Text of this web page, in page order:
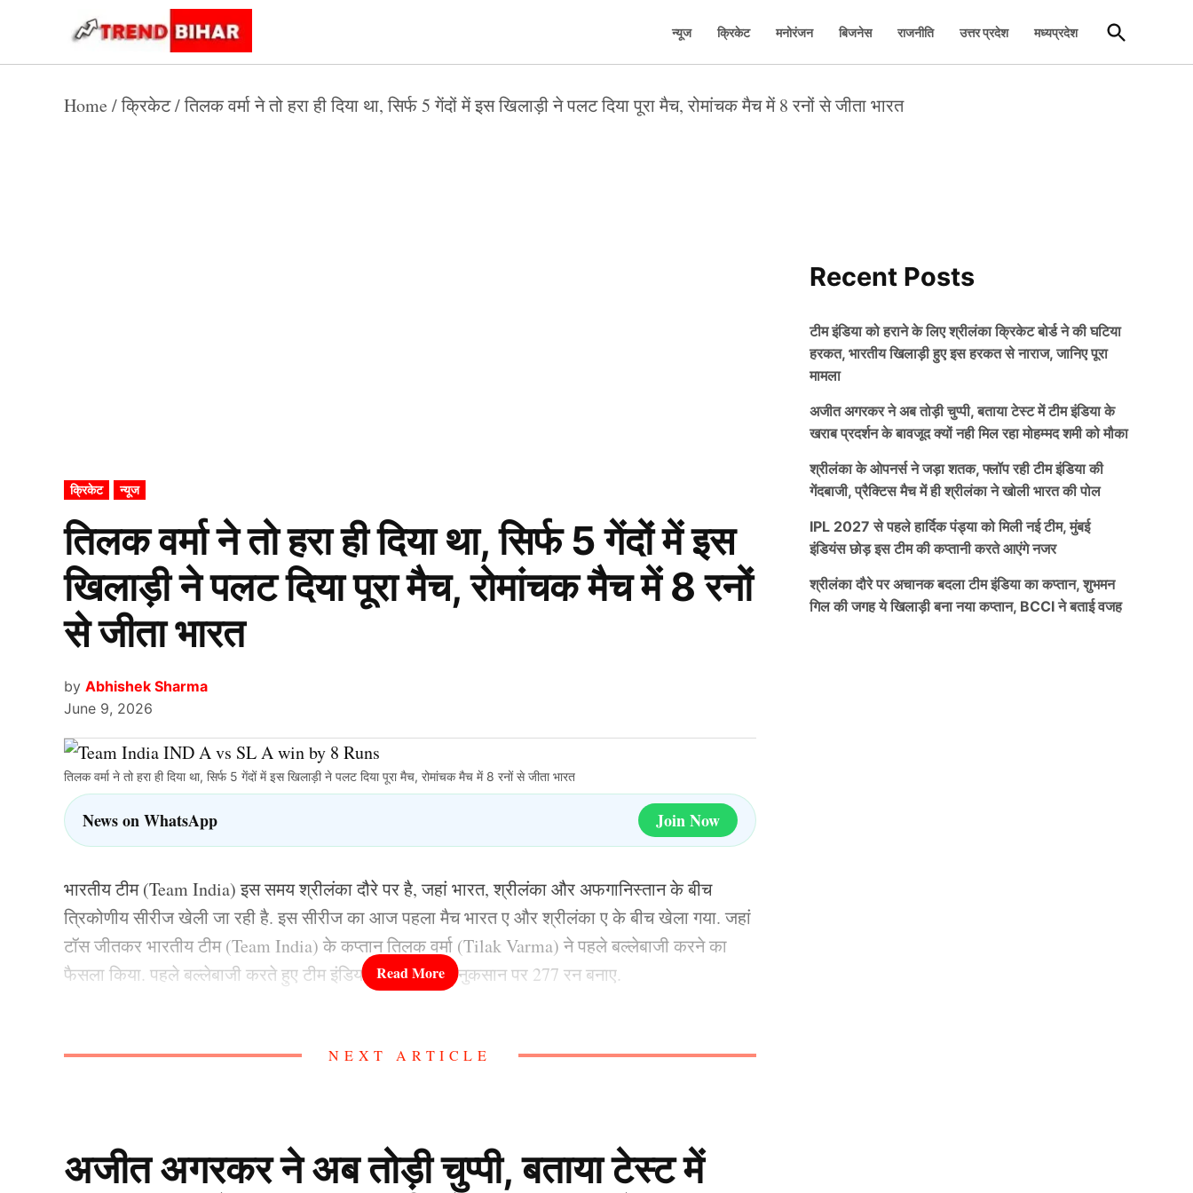
content
Bihar
न्यूज क्रिकेट मनोरंजन बिजनेस राजनीति उत्तर प्रदेश मध्यप्रदेश
Open
Search
Home /क्रिकेट/तिलक वर्मा ने तो हरा ही दिया था, सिर्फ 5 गेंदों में इस खिलाड़ी ने पलट दिया पूरा मैच, रोमांचक मैच में 8 रनों से जीता भारत
POSTED
IN
क्रिकेट न्यूज
तिलक वर्मा ने तो हरा ही दिया था, सिर्फ 5 गेंदों में इस
खिलाड़ी ने पलट दिया पूरा मैच, रोमांचक मैच में 8 रनों
से जीता भारत
by Abhishek Sharma
June 9, 2026
तिलक वर्मा ने तो हरा ही दिया था, सिर्फ 5 गेंदों में इस खिलाड़ी ने पलट दिया पूरा मैच, रोमांचक मैच में 8 रनों से जीता भारत
News on WhatsApp Join Now
भारतीय टीम (Team India) इस समय श्रीलंका दौरे पर है, जहां भारत, श्रीलंका और अफगानिस्तान के बीच
त्रिकोणीय सीरीज खेली जा रही है. इस सीरीज का आज पहला मैच भारत ए और श्रीलंका ए के बीच खेला गया. जहां
टॉस जीतकर भारतीय टीम (Team India) के कप्तान तिलक वर्मा (Tilak Varma) ने पहले बल्लेबाजी करने का
फैसला किया. पहले बल्लेबाजी करते हुए टीम इंडिया ने 6 विकेट के नुकसान पर 277 रन बनाए.
श्रीलंका की टीम (Sri Lanka Cricket Team) जीत रही थी, लेकिन अंतिम 2 ओवरों में भारतीय गेंदबाजों के
ऋतुराज गायकवाड़ और तिलक वर्मा के बदौलत 277 रनों तक
NEXT ARTICLE
अजीत अगरकर ने अब तोड़ी चुप्पी, बताया टेस्ट में
Recent Posts
टीम इंडिया को हराने के लिए श्रीलंका क्रिकेट बोर्ड ने की घटिया
हरकत, भारतीय खिलाड़ी हुए इस हरकत से नाराज, जानिए पूरा
मामला
अजीत अगरकर ने अब तोड़ी चुप्पी, बताया टेस्ट में टीम इंडिया के
खराब प्रदर्शन के बावजूद क्यों नही मिल रहा मोहम्मद शमी को मौका
श्रीलंका के ओपनर्स ने जड़ा शतक, फ्लॉप रही टीम इंडिया की
गेंदबाजी, प्रैक्टिस मैच में ही श्रीलंका ने खोली भारत की पोल
IPL 2027 से पहले हार्दिक पंड्या को मिली नई टीम, मुंबई
इंडियंस छोड़ इस टीम की कप्तानी करते आएंगे नजर
श्रीलंका दौरे पर अचानक बदला टीम इंडिया का कप्तान, शुभमन
गिल की जगह ये खिलाड़ी बना नया कप्तान, BCCI ने बताई वजह